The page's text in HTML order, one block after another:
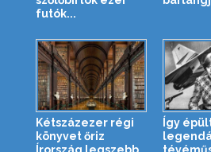
futók...
Kétszázezer régi
könyvet őriz
Így